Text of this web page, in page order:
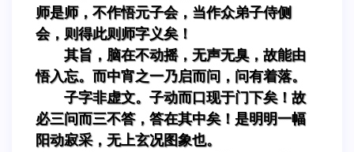
师是师，不作悟元子会，当作众弟子侍侧
会，则得此则师字义矣！
其旨，脑在不动摇，无声无臭，故能由
悟入忘。而中宵之一乃启而问，问有着落。
子字非虚文。子动而口现于门下矣！故
必三问而三不答，答在其中矣！是明明一幅
阳动寂采，无上玄况图象也。